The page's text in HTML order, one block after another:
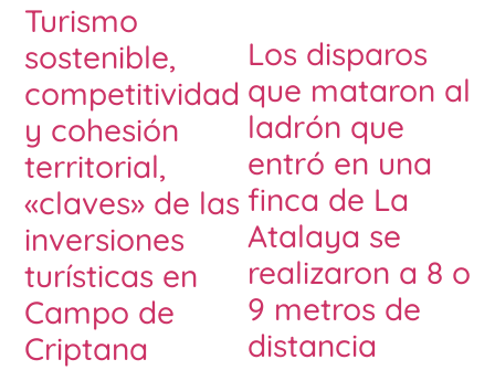
Turismo
sostenible,
competitividad
y cohesión
territorial,
«claves» de las
inversiones
turísticas en
Campo de
Criptana
Los disparos
que mataron al
ladrón que
entró en una
finca de La
Atalaya se
realizaron a 8 o
9 metros de
distancia